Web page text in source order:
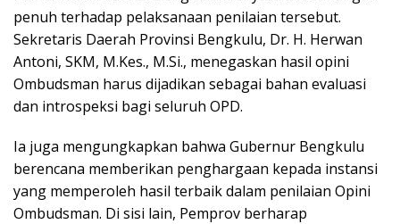
penuh terhadap pelaksanaan penilaian tersebut.
Sekretaris Daerah Provinsi Bengkulu, Dr. H. Herwan
Antoni, SKM, M.Kes., M.Si., menegaskan hasil opini
Ombudsman harus dijadikan sebagai bahan evaluasi
dan introspeksi bagi seluruh OPD.
Ia juga mengungkapkan bahwa Gubernur Bengkulu
berencana memberikan penghargaan kepada instansi
yang memperoleh hasil terbaik dalam penilaian Opini
Ombudsman. Di sisi lain, Pemprov berharap